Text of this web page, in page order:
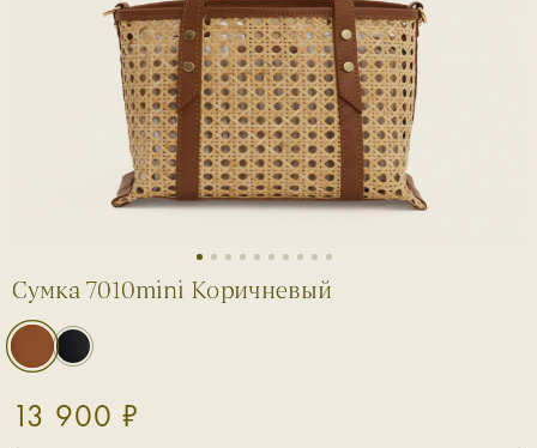
1 2 3 4 5 6 7 8 9 10
Сумка 7010mini Коричневый
13 900 ₽